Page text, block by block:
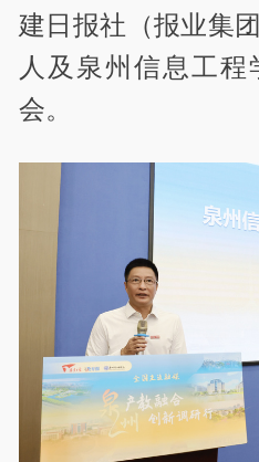
建日报社（报业集
人及泉州信息工
会。